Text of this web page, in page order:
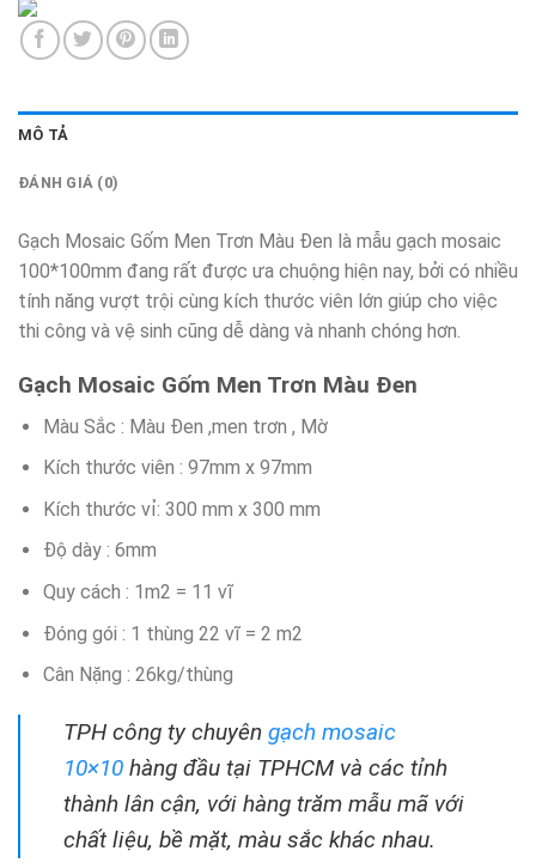
MÔ TẢ
ĐÁNH GIÁ (0)
Gạch Mosaic Gốm Men Trơn Màu Đen là mẫu gạch mosaic
100*100mm đang rất được ưa chuộng hiện nay, bởi có nhiều
tính năng vượt trội cùng kích thước viên lớn giúp cho việc
thi công và vệ sinh cũng dễ dàng và nhanh chóng hơn.
Gạch Mosaic Gốm Men Trơn Màu Đen
Màu Sắc : Màu Đen ,men trơn , Mờ
Kích thước viên : 97mm x 97mm
Kích thước vỉ: 300 mm x 300 mm
Độ dày : 6mm
Quy cách : 1m2 = 11 vĩ
Đóng gói : 1 thùng 22 vĩ = 2 m2
Cân Nặng : 26kg/thùng
TPH công ty chuyên gạch mosaic
10×10 hàng đầu tại TPHCM và các tỉnh
thành lân cận, với hàng trăm mẫu mã với
chất liệu, bề mặt, màu sắc khác nhau.